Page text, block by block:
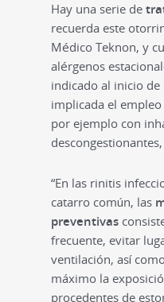
Hay una serie de
recuerda este
Médico Teknon, y
alérgenos
indicado al inicio de
implicada el
por ejemplo con
“En las rinitis
catarro común, las
preventivas
frecuente, evitar
ventilación, así
máximo la
procedentes de